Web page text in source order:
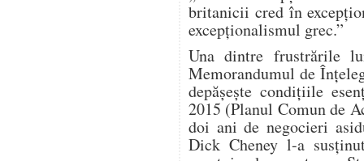
britanicii cred în
excepționalismul grec.”
Una dintre frustrările
Memorandumul de
depășește condițiile
2015 (Planul Comun de
doi ani de negocieri
Dick Cheney l-a